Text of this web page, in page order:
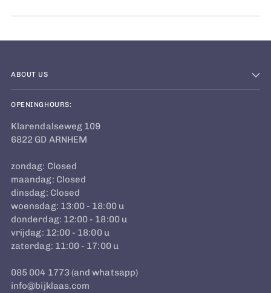
ABOUT US
OPENINGHOURS:
Klarendalseweg 109
6822 GD ARNHEM
zondag: Closed
maandag: Closed
dinsdag: Closed
woensdag: 13:00 - 18:00 u
donderdag: 12:00 - 18:00 u
vrijdag: 12:00 - 18:00 u
zaterdag: 11:00 - 17:00 u
085 004 1773 (and whatsapp)
info@bijklaas.com